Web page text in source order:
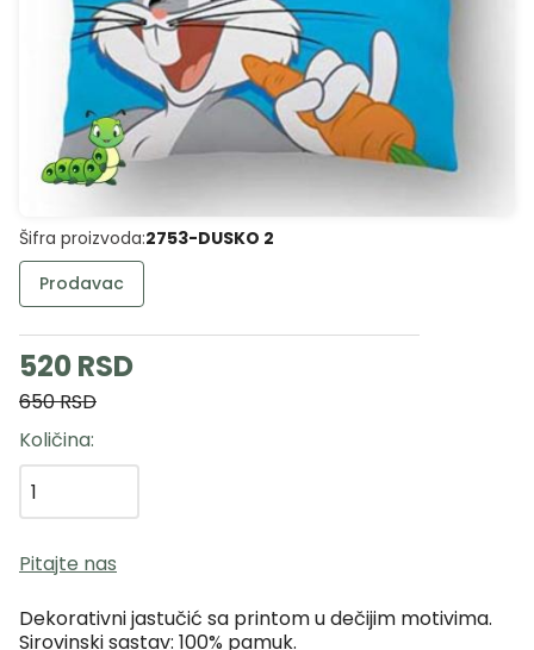
Šifra proizvoda:2753-DUSKO 2
Prodavac
520 RSD
650 RSD
Količina
Pitajte nas
Dekorativni jastučić sa printom u dečijim motivima.
Sirovinski sastav: 100% pamuk.